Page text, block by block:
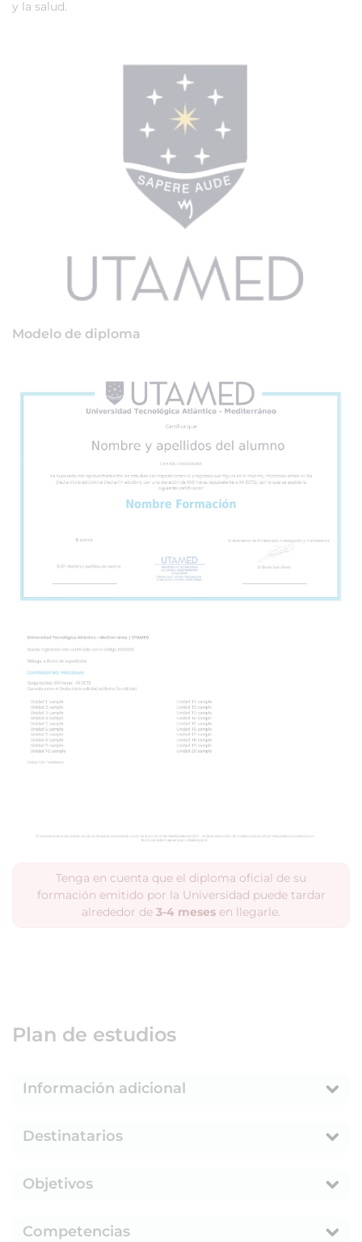
y la salud.
Modelo de diploma
Tenga en cuenta que el diploma oficial de su
formación emitido por la Universidad puede tardar
alrededor de 3-4 meses en llegarle.
Plan de estudios
Información adicional
Destinatarios
Objetivos
Competencias